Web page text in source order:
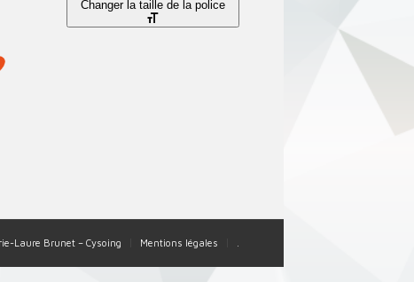
Changer la taille de la police
Laure Brunet – Cysoing Mentions légales